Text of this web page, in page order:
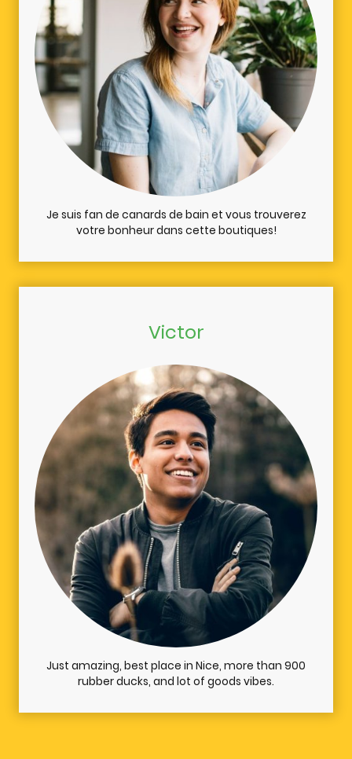
Je suis fan de canards de bain et vous trouverez
votre bonheur dans cette boutiques!
Victor
Just amazing, best place in Nice, more than 900
rubber ducks, and lot of goods vibes.